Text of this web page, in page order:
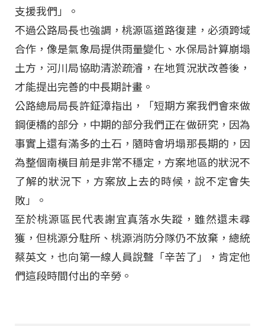
支援我們」。
不過公路局長也強調，桃源區道路復建，必須跨域
合作，像是氣象局提供雨量變化、水保局計算崩塌
土方，河川局協助清淤疏濬，在地質況狀改善後，
才能提出完善的中長期計畫。
公路總局局長許鉦漳指出，「短期方案我們會來做
鋼便橋的部分，中期的部分我們正在做研究，因為
事實上還有滿多的土石，隨時會坍塌那長期的，因
為整個南橫目前是非常不穩定，方案地區的狀況不
了解的狀況下，方案放上去的時候，說不定會失
敗」。
至於桃源區民代表謝宜真落水失蹤，雖然還未尋
獲，但桃源分駐所、桃源消防分隊仍不放棄，總統
蔡英文，也向第一線人員說聲「辛苦了」，肯定他
們這段時間付出的辛勞。